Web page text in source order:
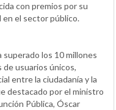
con premios por su
el sector público.
superado los 10 millones
de usuarios únicos,
entre la ciudadanía y la
destacado por el ministro
Pública, Óscar